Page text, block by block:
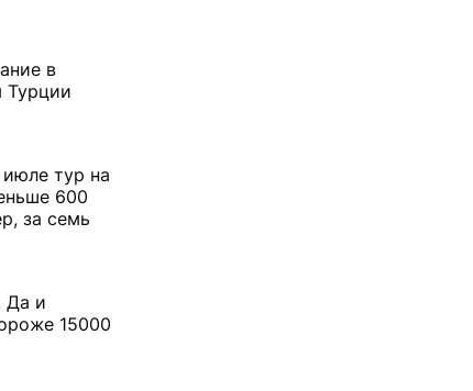
в
Турции
тур на
600
за семь
Да и
15000